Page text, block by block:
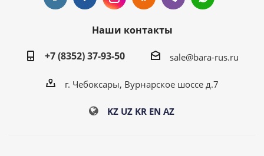
Наши контакты
+7 (8352) 37-93-50
sale@bara-rus.ru
г. Чебоксары, Вурнарское шоссе д.7
KZ UZ KR EN AZ